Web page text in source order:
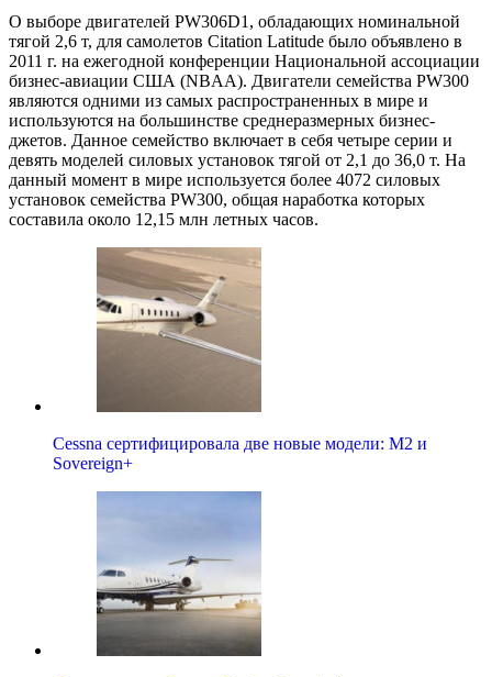
О выборе двигателей PW306D1, обладающих номинальной
тягой 2,6 т, для самолетов Citation Latitude было объявлено в
2011 г. на ежегодной конференции Национальной ассоциации
бизнес-авиации США (NBAA). Двигатели семейства PW300
являются одними из самых распространенных в мире и
используются на большинстве среднеразмерных бизнес-
джетов. Данное семейство включает в себя четыре серии и
девять моделей силовых установок тягой от 2,1 до 36,0 т. На
данный момент в мире используется более 4072 силовых
установок семейства PW300, общая наработка которых
составила около 12,15 млн летных часов.
Cessna сертифицировала две новые модели: M2 и
Sovereign+